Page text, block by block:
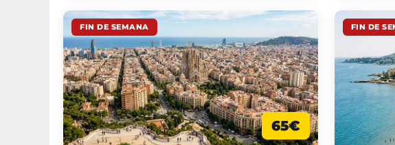
FIN DE SEMANA
65€
FIN DE